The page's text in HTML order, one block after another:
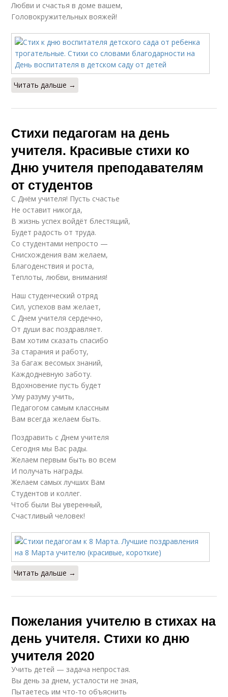
Любви и счастья в доме вашем,
Головокружительных вояжей!
Читать дальше →
Стихи педагогам на день
учителя. Красивые стихи ко
Дню учителя преподавателям
от студентов
С Днём учителя! Пусть счастье
Не оставит никогда,
В жизнь успех войдёт блестящий,
Будет радость от труда.
Со студентами непросто —
Снисхождения вам желаем,
Благоденствия и роста,
Теплоты, любви, внимания!
Наш студенческий отряд
Сил, успехов вам желает,
С Днем учителя сердечно,
От души вас поздравляет.
Вам хотим сказать спасибо
За старания и работу,
За багаж весомых знаний,
Каждодневную заботу.
Вдохновение пусть будет
Уму разуму учить,
Педагогом самым классным
Вам всегда желаем быть.
Поздравить с Днем учителя
Сегодня мы Вас рады.
Желаем первым быть во всем
И получать награды.
Желаем самых лучших Вам
Студентов и коллег.
Чтоб были Вы уверенный,
Счастливый человек!
Читать дальше →
Пожелания учителю в стихах на
день учителя. Стихи ко дню
учителя 2020
Учить детей — задача непростая.
Вы день за днем, усталости не зная,
Пытаетесь им что-то объяснить